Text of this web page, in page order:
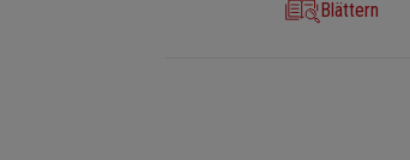
Blättern